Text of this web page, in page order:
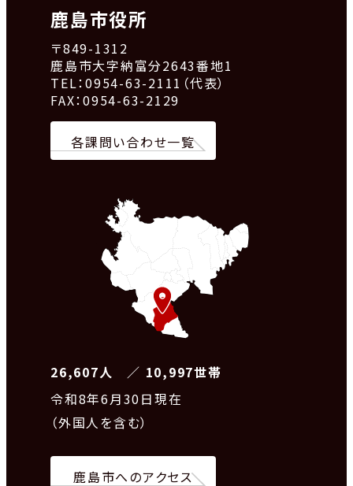
鹿島市役所
〒849-1312
鹿島市大字納富分2643番地1
TEL：0954-63-2111（代表）
FAX：0954-63-2129
各課問い合わせ一覧
26,607人 ／ 10,997世帯
令和8年6月30日現在
（外国人を含む）
鹿島市へのアクセス